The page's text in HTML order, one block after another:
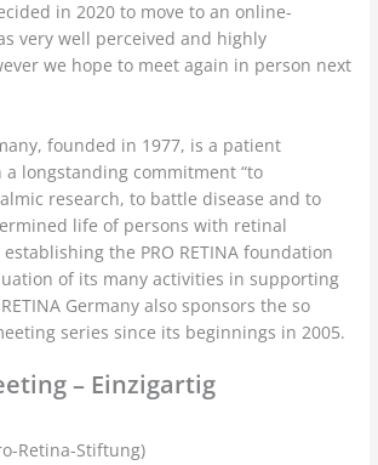
in 2020 to move to an online-
very well perceived and highly
we hope to meet again in person next
founded in 1977, is a patient
longstanding commitment “to
research, to battle disease and to
life of persons with retinal
the PRO RETINA foundation
of its many activities in supporting
Germany also sponsors the so
series since its beginnings in 2005.
– Einzigartig
Retina-Stiftung)